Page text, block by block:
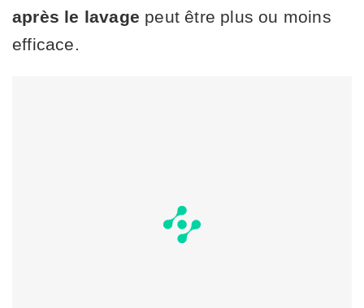
après le lavage peut être plus ou moins
efficace.